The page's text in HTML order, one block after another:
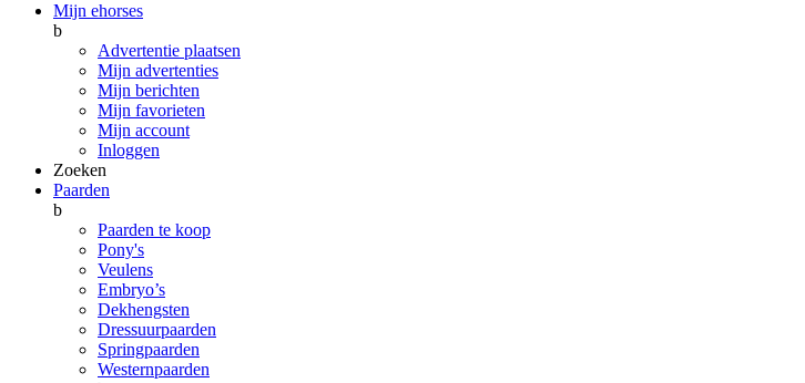
Mijn ehorses
b
Advertentie plaatsen
Mijn advertenties
Mijn berichten
Mijn favorieten
Mijn account
Inloggen
Zoeken
Paarden
b
Paarden te koop
Pony's
Veulens
Embryo’s
Dekhengsten
Dressuurpaarden
Springpaarden
Westernpaarden